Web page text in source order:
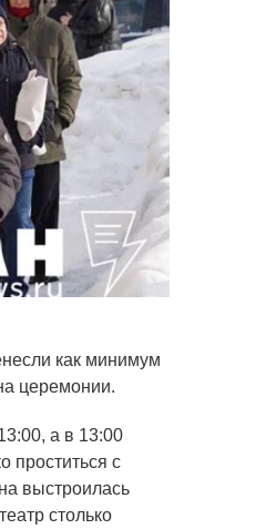
как минимум
церемонии.
а в 13:00
проститься с
выстроилась
столько